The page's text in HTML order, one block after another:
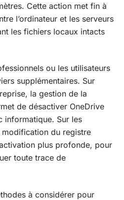
Cette action met fin à
l’ordinateur et les serveurs
les fichiers locaux intacts
ou les utilisateurs
supplémentaires. Sur
la gestion de la
de désactiver OneDrive
informatique. Sur les
du registre
plus profonde, pour
toute trace de
à considérer pour